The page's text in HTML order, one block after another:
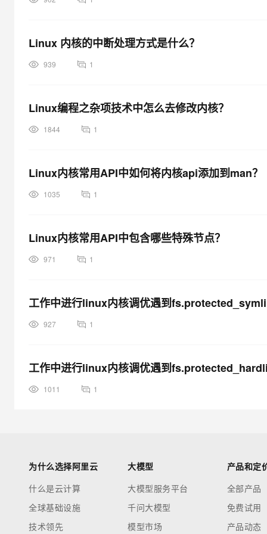
Linux 内核的中断处理方式是什么？
939 1
Linux编程之杂项技术中怎么去修改内核？
1844 1
Linux内核常用API中如何将内核api添加到man？
1035 1
Linux内核常用API中包含哪些特殊节点？
971 1
工作中进行linux内核调优遇到
927 1
工作中进行linux内核调优遇到
1011 1
为什么选择阿里云
什么是云计算
全球基础设施
技术领先
大模型
大模型服务平台
千问大模型
模型市场
产品和定
全部产品
免费试用
产品动态